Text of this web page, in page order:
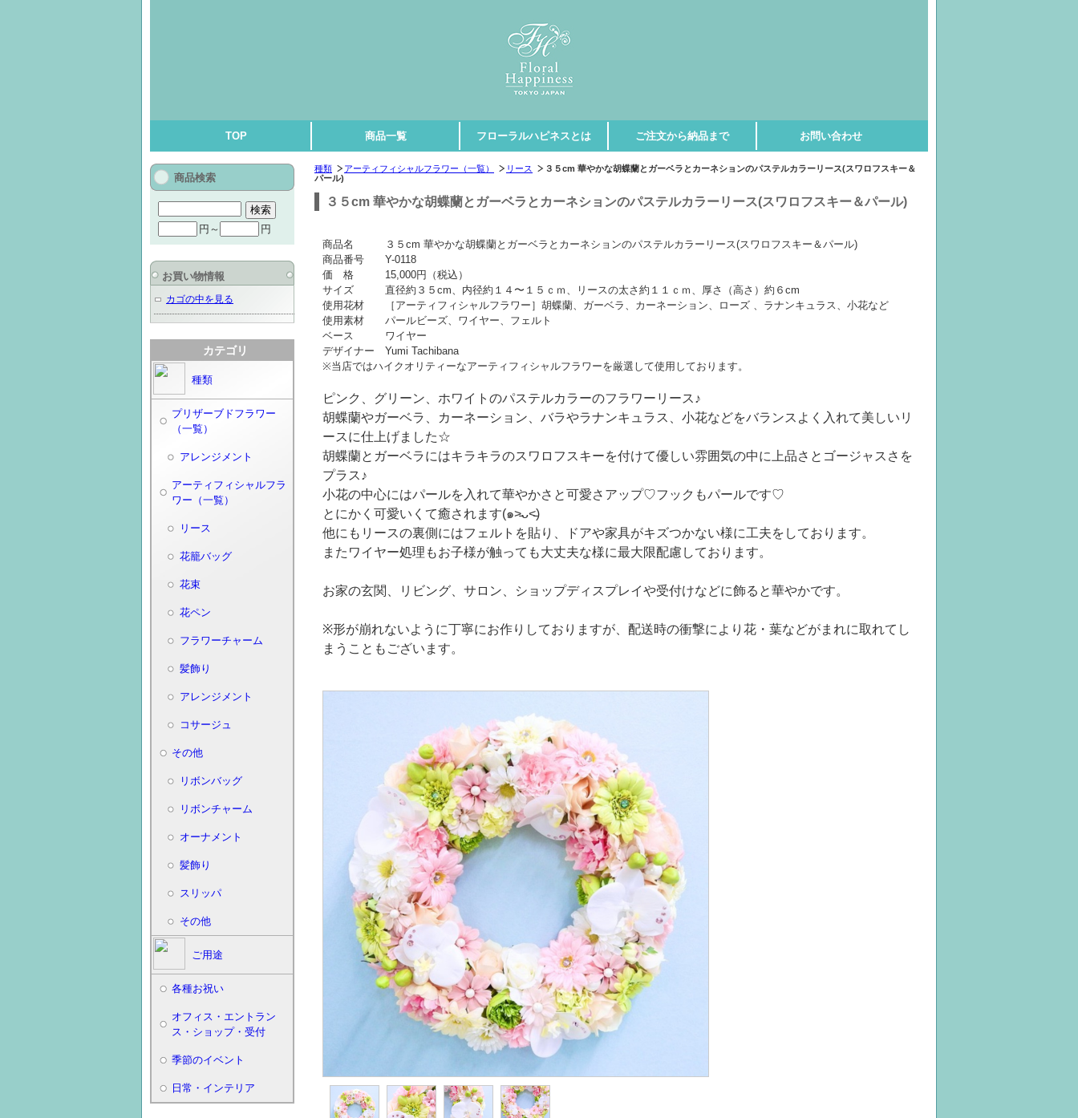
TOP 商品一覧 フローラルハピネスとは ご注文から納品まで お問い合わせ
種類 アーティフィシャルフラワー（一覧） リース
３５cm 華やかな胡蝶蘭とガーベラとカーネションのパステルカラーリース(スワロフスキー＆
パール)
３５cm 華やかな胡蝶蘭とガーベラとカーネションのパステルカラーリース(スワロフスキー＆パール)
商品名 ３５cm 華やかな胡蝶蘭とガーベラとカーネションのパステルカラーリース(スワロフスキー＆パール)
商品番号 Y-0118
価 格 15,000円（税込）
サイズ 直径約３５cm、内径約１４〜１５ｃｍ、リースの太さ約１１ｃｍ、厚さ（高さ）約６cm
使用花材 ［アーティフィシャルフラワー］胡蝶蘭、ガーベラ、カーネーション、ローズ 、ラナンキュラス、小花など
使用素材 パールビーズ、ワイヤー、フェルト
ベース ワイヤー
デザイナー Yumi Tachibana
※当店ではハイクオリティーなアーティフィシャルフラワーを厳選して使用しております。
ピンク、グリーン、ホワイトのパステルカラーのフラワーリース♪
胡蝶蘭やガーベラ、カーネーション、バラやラナンキュラス、小花などをバランスよく入れて美しいリ
ースに仕上げました☆
胡蝶蘭とガーベラにはキラキラのスワロフスキーを付けて優しい雰囲気の中に上品さとゴージャスさを
プラス♪
小花の中心にはパールを入れて華やかさと可愛さアップ♡フックもパールです♡
とにかく可愛いくて癒されます(๑˃̵ᴗ˂̵)
他にもリースの裏側にはフェルトを貼り、ドアや家具がキズつかない様に工夫をしております。
またワイヤー処理もお子様が触っても大丈夫な様に最大限配慮しております。
お家の玄関、リビング、サロン、ショップディスプレイや受付けなどに飾ると華やかです。
※形が崩れないように丁寧にお作りしておりますが、配送時の衝撃により花・葉などがまれに取れてし
まうこともございます。
商品検索
円～ 円
お買い物情報
カゴの中を見る
カテゴリ
種類
プリザーブドフラワー
（一覧）
アレンジメント
アーティフィシャルフラ
ワー（一覧）
リース
花籠バッグ
花束
花ペン
フラワーチャーム
髪飾り
アレンジメント
コサージュ
その他
リボンバッグ
リボンチャーム
オーナメント
髪飾り
スリッパ
その他
ご用途
各種お祝い
オフィス・エントラン
ス・ショップ・受付
季節のイベント
日常・インテリア